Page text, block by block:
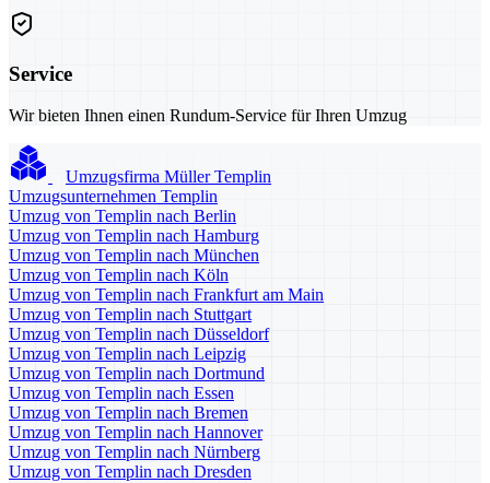
Service
Wir bieten Ihnen einen Rundum-Service für Ihren Umzug
Umzugsfirma Müller Templin
Umzugsunternehmen Templin
Umzug von Templin nach Berlin
Umzug von Templin nach Hamburg
Umzug von Templin nach München
Umzug von Templin nach Köln
Umzug von Templin nach Frankfurt am Main
Umzug von Templin nach Stuttgart
Umzug von Templin nach Düsseldorf
Umzug von Templin nach Leipzig
Umzug von Templin nach Dortmund
Umzug von Templin nach Essen
Umzug von Templin nach Bremen
Umzug von Templin nach Hannover
Umzug von Templin nach Nürnberg
Umzug von Templin nach Dresden